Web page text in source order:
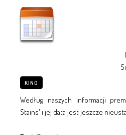
KINO
Według naszych informacji
Stains' i jej data jest jeszcze